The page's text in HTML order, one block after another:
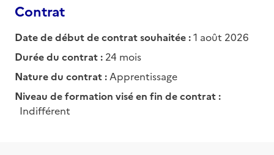
Contrat
Date de début de contrat souhaitée :1 août 2026
Durée du contrat : 24 mois
Nature du contrat : Apprentissage
Niveau de formation visé en fin de contrat :
Indifférent